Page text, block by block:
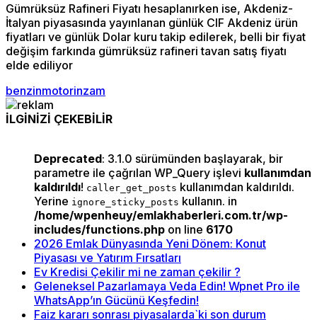
Gümrüksüz Rafineri Fiyatı hesaplanırken ise, Akdeniz-
İtalyan piyasasında yayınlanan günlük CIF Akdeniz ürün
fiyatları ve günlük Dolar kuru takip edilerek, belli bir fiyat
değişim farkında gümrüksüz rafineri tavan satış fiyatı
elde ediliyor
benzinmotorinzam
İLGİNİZİ ÇEKEBİLİR
Deprecated: 3.1.0 sürümünden başlayarak, bir
parametre ile çağrılan WP_Query işlevi kullanımdan
kaldırıldı! caller_get_posts kullanımdan kaldırıldı.
Yerine ignore_sticky_posts kullanın. in
/home/wpenheuy/emlakhaberleri.com.tr/wp-
includes/functions.php on line 6170
2026 Emlak Dünyasında Yeni Dönem: Konut
Piyasası ve Yatırım Fırsatları
Ev Kredisi Çekilir mi ne zaman çekilir ?
Geleneksel Pazarlamaya Veda Edin! Wpnet Pro ile
WhatsApp’ın Gücünü Keşfedin!
Faiz kararı sonrası piyasalarda`ki son durum